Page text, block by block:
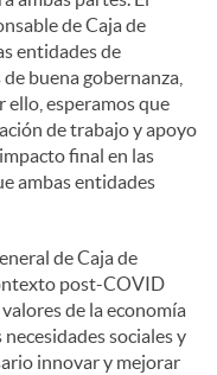
de Caja de
entidades de
buena gobernanza,
ello, esperamos que
de trabajo y apoyo
final en las
ambas entidades
de Caja de
post-COVID
de la economía
sociales y
innovar y mejorar